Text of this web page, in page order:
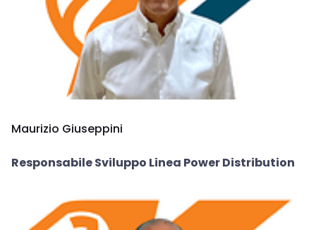
Maurizio Giuseppini
Responsabile Sviluppo Linea Power Distribution